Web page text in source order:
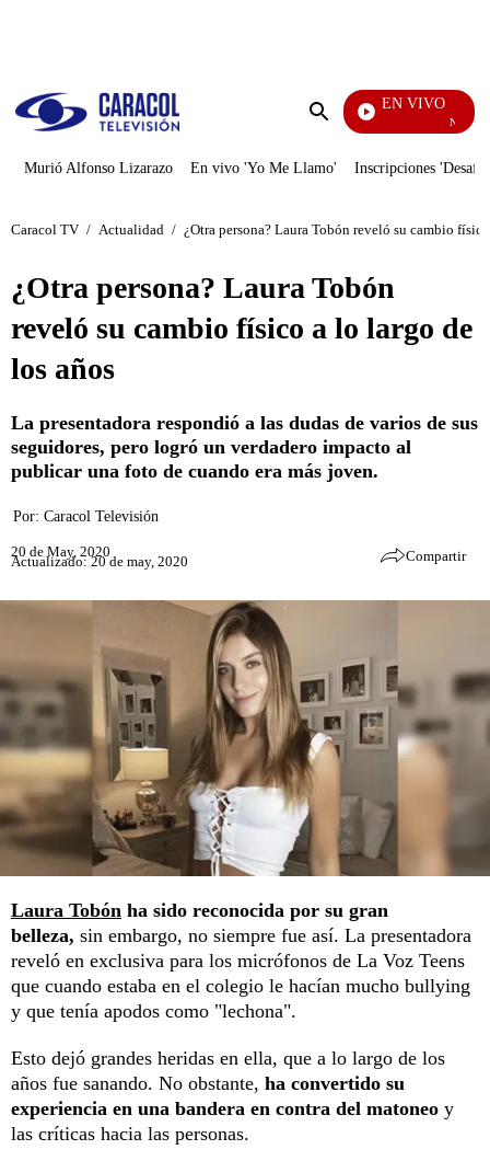
Enviar
EN VIVO
Noticias
Murió Alfonso Lizarazo En vivo 'Yo Me Llamo' Inscripciones
Caracol TV / Actualidad / ¿Otra persona? Laura Tobón reveló su cambio
¿Otra persona? Laura Tobón
reveló su cambio físico a lo largo de
los años
La presentadora respondió a las dudas de varios de sus
seguidores, pero logró un verdadero impacto al
publicar una foto de cuando era más joven.
Por: Caracol Televisión
20 de May, 2020
Actualizado: 20 de may, 2020 Compartir
Laura Tobón ha sido reconocida por su gran
belleza, sin embargo, no siempre fue así. La presentadora
reveló en exclusiva para los micrófonos de La Voz Teens
que cuando estaba en el colegio le hacían mucho bullying
y que tenía apodos como "lechona".
Esto dejó grandes heridas en ella, que a lo largo de los
años fue sanando. No obstante, ha convertido su
experiencia en una bandera en contra del matoneo y
las críticas hacia las personas.